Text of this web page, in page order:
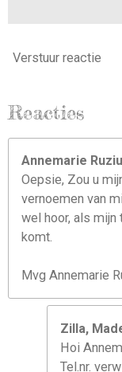
Verstuur reactie
Reacties
Annemarie
Oepsie, Zou u
vernoemen van
wel hoor, als
komt.
Mvg Annemarie
Zilla,
Hoi
Tel.nr.